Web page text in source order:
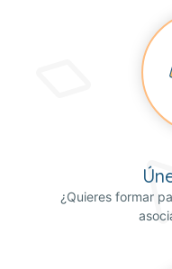
¿Quieres formar